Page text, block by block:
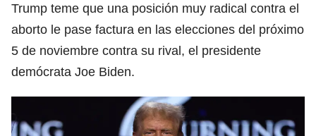
Trump teme que una posición muy radical contra el
aborto le pase factura en las elecciones del próximo
5 de noviembre contra su rival, el presidente
demócrata Joe Biden.